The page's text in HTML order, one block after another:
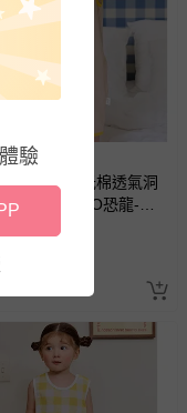
，滿2件4折
i - 無螢光棉透氣洞
踢被-HELLO恐龍-卡
驗